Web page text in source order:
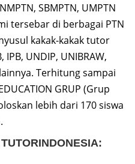
SBMPTN, UMPTN
tersebar di berbagai PTN
kakak-kakak tutor
UNDIP, UNIBRAW,
Terhitung sampai
GRUP (Grup
lebih dari 170 siswa